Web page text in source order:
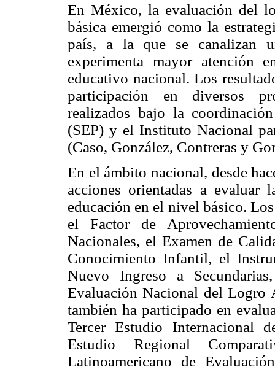
En México, la evaluación del
básica emergió como la
país, a la que se canalizan
experimenta mayor atención
educativo nacional. Los
participación en diversos
realizados bajo la
(SEP) y el Instituto Nacional
(Caso, González, Contreras y
En el ámbito nacional, desde
acciones orientadas a
educación en el nivel básico.
el Factor de
Nacionales, el Examen de
Conocimiento Infantil, el
Nuevo Ingreso a
Evaluación Nacional del Logro
también ha participado en
Tercer Estudio Internacional
Estudio Regional
Latinoamericano de